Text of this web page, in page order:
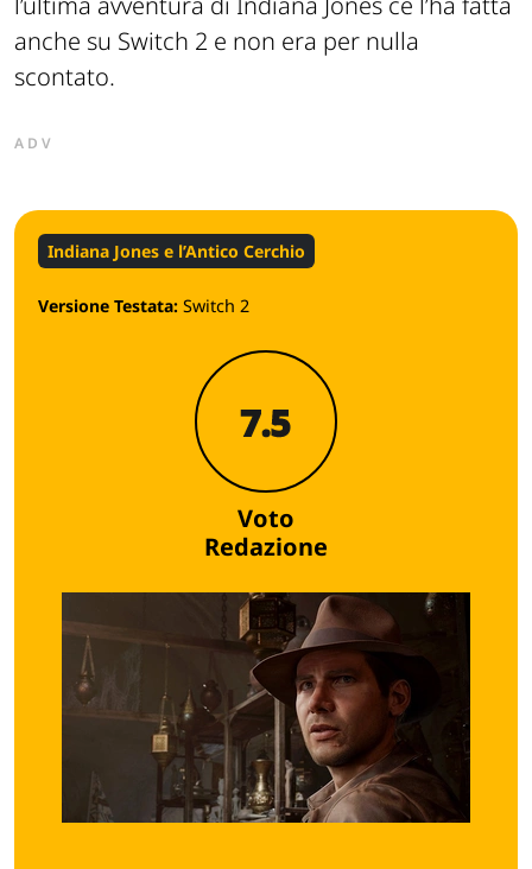
anche su Switch 2 e non era per nulla
scontato.
ADV
Indiana Jones e l’Antico Cerchio
Versione Testata: Switch 2
7.5
Voto
Redazione